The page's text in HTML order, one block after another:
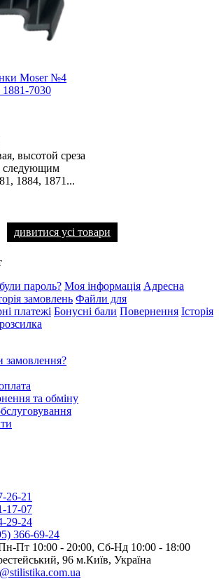
Moser №4
1881-7030
высотой среза
следующим
1884, 1871...
дивитися усі товари
пароль? Моя інформація Адресна
замовлень Файли для
платежі Бонусні бали Повернення Історія
та обміну
26-21
17-07
29-24
366-69-24
Пт 10:00 - 20:00, Сб-Нд 10:00 - 18:00
96 м.Київ, Україна